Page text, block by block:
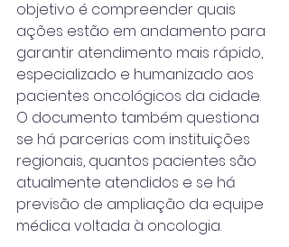
objetivo é compreender quais
ações estão em andamento para
garantir atendimento mais rápido,
especializado e humanizado aos
pacientes oncológicos da cidade.
O documento também questiona
se há parcerias com instituições
regionais, quantos pacientes são
atualmente atendidos e se há
previsão de ampliação da equipe
médica voltada à oncologia.